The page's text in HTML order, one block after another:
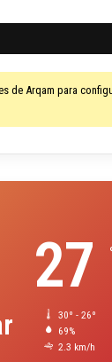
de Arqam para
27
30º - 26º
69%
2.3 km/h